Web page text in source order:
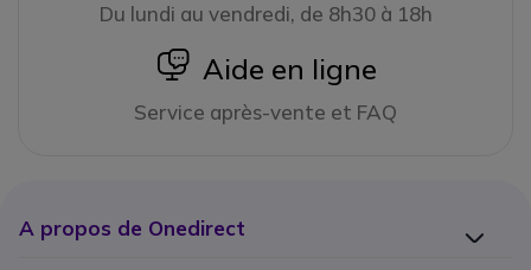
Du lundi au vendredi, de 8h30 à 18h
icon
Aide en ligne
Service après-vente et FAQ
A propos de Onedirect